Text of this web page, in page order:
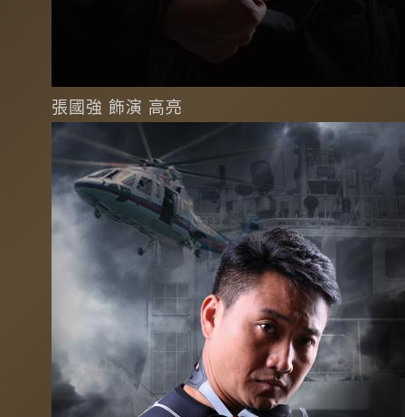
張國強 飾演 高亮